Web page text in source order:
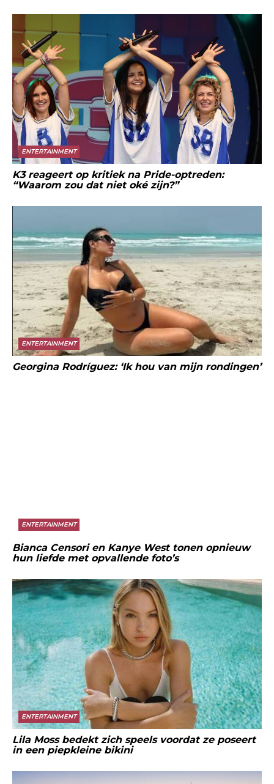
ENTERTAINMENT
K3 reageert op kritiek na Pride-optreden:
“Waarom zou dat niet oké zijn?”
ENTERTAINMENT
Georgina Rodríguez: ‘Ik hou van mijn rondingen’
ENTERTAINMENT
Bianca Censori en Kanye West tonen opnieuw
hun liefde met opvallende foto’s
ENTERTAINMENT
Lila Moss bedekt zich speels voordat ze poseert
in een piepkleine bikini